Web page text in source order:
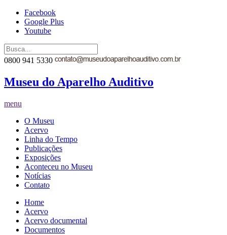
Facebook
Google Plus
Youtube
0800 941 5330
Museu do Aparelho Auditivo
menu
O Museu
Acervo
Linha do Tempo
Publicações
Exposições
Aconteceu no Museu
Notícias
Contato
Home
Acervo
Acervo documental
Documentos